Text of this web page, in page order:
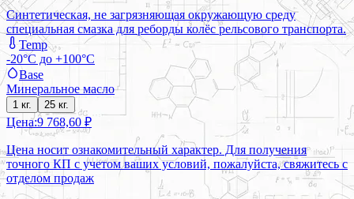
Синтетическая, не загрязняющая окружающую среду
специальная смазка для реборды колёс рельсового транспорта.
Temp
-20°C до +100°C
Base
Минеральное масло
1 кг. 25 кг.
Цена:9 768,60 ₽
Цена носит ознакомительный характер. Для получения
точного КП с учетом ваших условий, пожалуйста, свяжитесь с
отделом продаж